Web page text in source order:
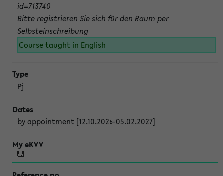
id=713740
Bitte registrieren Sie sich für den Raum per
Selbsteinschreibung
Course taught in English
Pj
by appointment [12.10.2026-05.02.2027]